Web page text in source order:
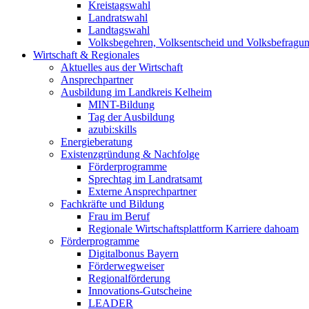
Kreistagswahl
Landratswahl
Landtagswahl
Volksbegehren, Volksentscheid und
Wirtschaft & Regionales
Aktuelles aus der Wirtschaft
Ansprechpartner
Ausbildung im Landkreis Kelheim
MINT-Bildung
Tag der Ausbildung
azubi:skills
Energieberatung
Existenzgründung & Nachfolge
Förderprogramme
Sprechtag im Landratsamt
Externe Ansprechpartner
Fachkräfte und Bildung
Frau im Beruf
Regionale Wirtschaftsplattform Karriere dahoam
Förderprogramme
Digitalbonus Bayern
Förderwegweiser
Regionalförderung
Innovations-Gutscheine
LEADER